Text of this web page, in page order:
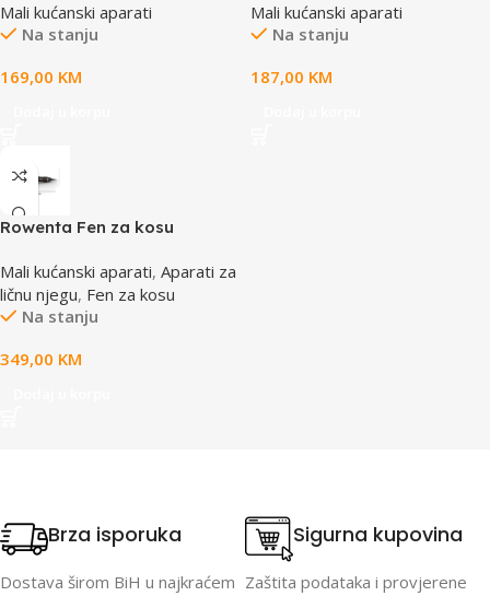
Temperature adjustment,
Timer, Touch screen, LCD-
Mali kućanski aparati
Na stanju
169,00 KM
Volume 275mL, 3 steam
modes, self-standing
Mali kućanski aparati
Na stanju
187,00 KM
Rowenta Fen za kosu
Mali kućanski aparati, Aparati za
ličnu njegu, Fen za kosu
Na stanju
349,00 KM
Brza isporuka
Dostava širom BiH u najkraćem
Sigurna kupovina
Zaštita podataka i provjerene